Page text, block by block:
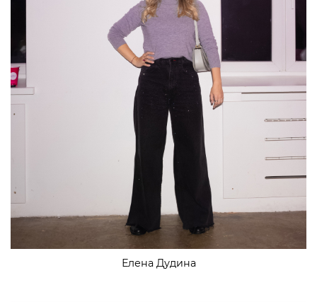
Елена Дудина